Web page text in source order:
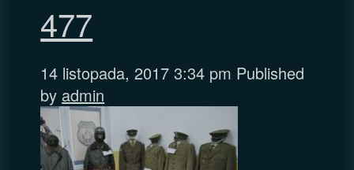
477
14 listopada, 2017 3:34 pm Published
by admin